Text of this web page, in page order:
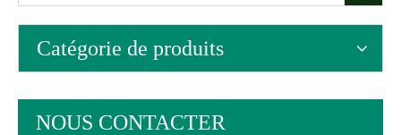
Catégorie de produits
NOUS CONTACTER